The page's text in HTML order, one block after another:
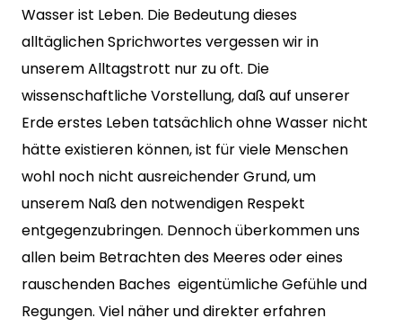
Wasser ist Leben. Die Bedeutung dieses
alltäglichen Sprichwortes vergessen wir in
unserem Alltagstrott nur zu oft. Die
wissenschaftliche Vorstellung, daß auf unserer
Erde erstes Leben tatsächlich ohne Wasser nicht
hätte existieren können, ist für viele Menschen
wohl noch nicht ausreichender Grund, um
unserem Naß den notwendigen Respekt
entgegenzubringen. Dennoch überkommen uns
allen beim Betrachten des Meeres oder eines
rauschenden Baches eigentümliche Gefühle und
Regungen. Viel näher und direkter erfahren